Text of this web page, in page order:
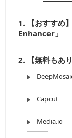
1.
【おすす
Enhancer」
2. 【無料も
Capcut
Media.io